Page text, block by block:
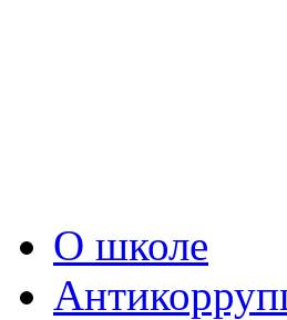
О школе